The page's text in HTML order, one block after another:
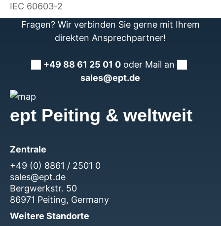
IEC 60603-2
Fragen? Wir verbinden Sie gerne mit Ihrem
direkten Ansprechpartner!
+49 88 61 25 01 0 oder Mail an
sales@ept.de
ept Peiting & weltweit
Zentrale
+49 (0) 8861 / 2501 0
sales@ept.de
Bergwerkstr. 50
86971 Peiting, Germany
Weitere Standorte